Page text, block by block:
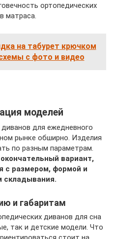
ортопедических
матраса.
на табурет крючком
с фото и видео
моделей
для ежедневного
рынке обширно. Изделия
по разным параметрам.
вариант,
с размером, формой и
складывания.
и габаритам
диванов для сна
так и детские модели. Что